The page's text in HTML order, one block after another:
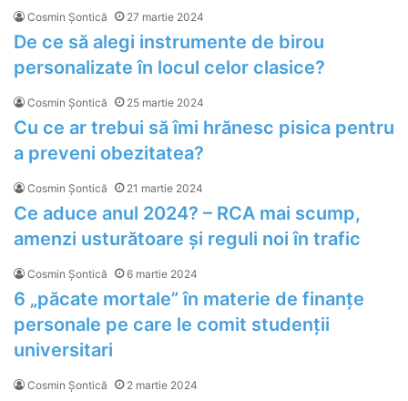
Cosmin Șontică 27 martie 2024
De ce să alegi instrumente de birou
personalizate în locul celor clasice?
Cosmin Șontică 25 martie 2024
Cu ce ar trebui să îmi hrănesc pisica pentru
a preveni obezitatea?
Cosmin Șontică 21 martie 2024
Ce aduce anul 2024? – RCA mai scump,
amenzi usturătoare și reguli noi în trafic
Cosmin Șontică 6 martie 2024
6 „păcate mortale” în materie de finanțe
personale pe care le comit studenții
universitari
Cosmin Șontică 2 martie 2024